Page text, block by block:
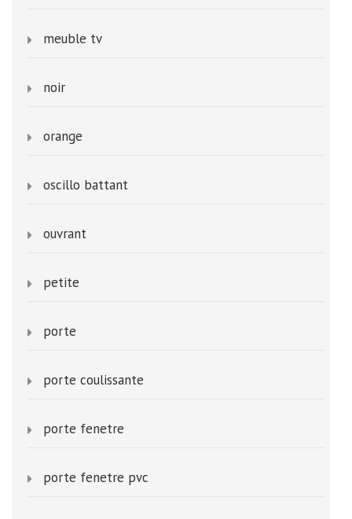
meuble tv
noir
orange
oscillo battant
ouvrant
petite
porte
porte coulissante
porte fenetre
porte fenetre pvc